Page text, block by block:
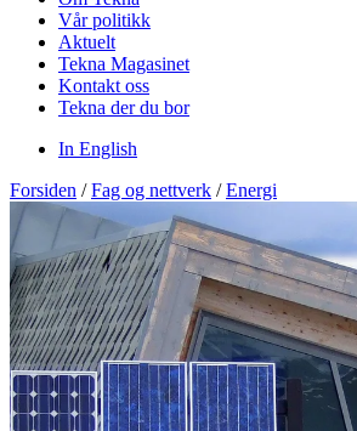
Vår politikk
Aktuelt
Tekna Magasinet
Kontakt oss
Tekna der du bor
In English
Forsiden / Fag og nettverk / Energi